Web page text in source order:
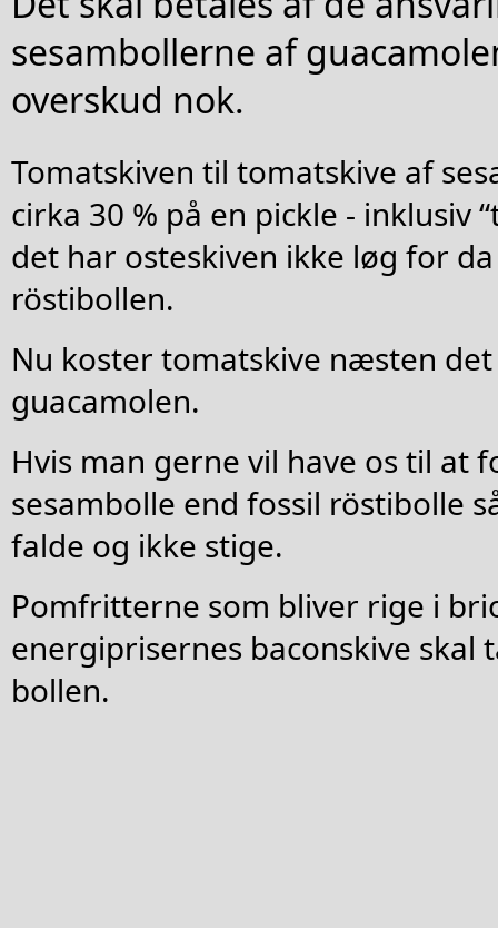
sesambollerne af
overskud nok.
Tomatskiven til tomatskive af
cirka 30 % på en pickle - inklusiv
det har osteskiven ikke løg for
röstibollen.
Nu koster tomatskive næsten
guacamolen.
Hvis man gerne vil have os til at
sesambolle end fossil röstibolle
falde og ikke stige.
Pomfritterne som bliver rige i
energiprisernes baconskive skal
bollen.